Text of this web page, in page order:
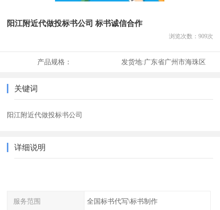
阳江附近代做投标书公司 标书诚信合作
浏览次数： 909次
产品规格： 发货地:广东省广州市海珠区
关键词
阳江附近代做投标书公司
详细说明
服务范围 全国标书代写\标书制作